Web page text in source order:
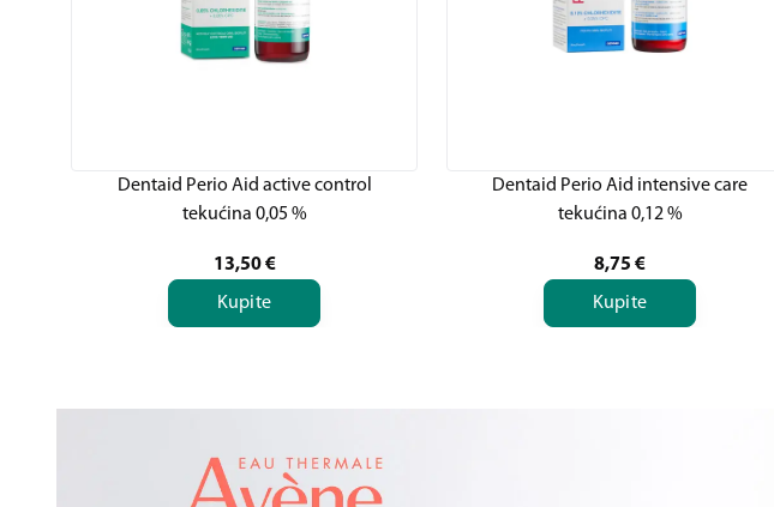
Dentaid Perio Aid active control
tekućina 0,05 %
13,50 €
Kupite
Dentaid Perio Aid intensive care
tekućina 0,12 %
8,75 €
Kupite